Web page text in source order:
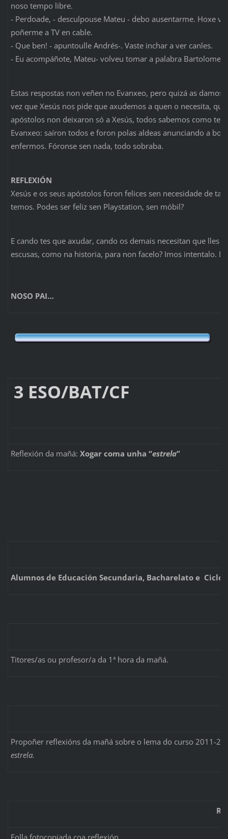
noso tempo libre.
- Perdoade, - desculpouse Mateu - debo ausentarme. Hoxe
poñerme a TV en cable.
- Que ben! - apuntoulle Andrés-. Vaste inchar a ver canles.
- Eu acompáñote, Mateu- volveu tomar a palabra Bartolomeu?
Estas respostas non veñen no Evanxeo, pero quizá as damos
vez que Xesús nos pide que axudemos a quen o necesita,
apóstolos non deixaron só a Xesús, todos sabemos como
Evanxeo: saíron todos e foron polas aldeas anunciando a
enfermos. Fóronse sen nada, todo sobraba.
REFLEXIÓN
Xesús e os seus apóstolos foron felices sen necesidade de
temos. Podes ser feliz sen Playstation, sen móbil?
E cando tes que axudar, cando os demais necesitan que lles
escusas, como na historia, para non facelo? Imos intentalo.
NOSO PAI…
3 ESO/
Reflexión da mañá: Xogar coma unha “estrela”
Alumnos de Educación Secundaria, Bacharelato e
Titores/as ou profesor/a da 1ª hora da mañá.
Propoñer reflexións da mañá sobre o lema do curso 2011-
estrela.